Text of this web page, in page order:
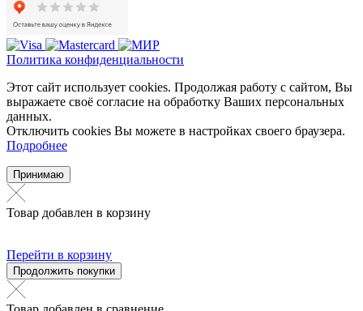
Политика конфиденциальности
Этот сайт использует cookies. Продолжая работу с сайтом, Вы
выражаете своё согласие на обработку Ваших персональных
данных.
Отключить cookies Вы можете в настройках своего браузера.
Подробнее
Принимаю
Товар добавлен в корзину
Перейти в корзину
Продолжить покупки